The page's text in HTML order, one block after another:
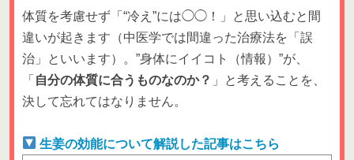
体質を考慮せず「“冷え”には◯◯！」と思い込むと間
違いが起きます（中医学では間違った治療法を「誤
治」といいます）。”身体にイイコト（情報）”が、
「 自分の体質に合うものなのか？ 」と考えることを、
決して忘れてはなりません。
生姜の効能について解説した記事はこちら